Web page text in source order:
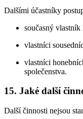
Dalšími účastníky
současný vlastník
vlastníci
vlastníci
společenstva.
15. Jaké další
Další činnosti nejsou